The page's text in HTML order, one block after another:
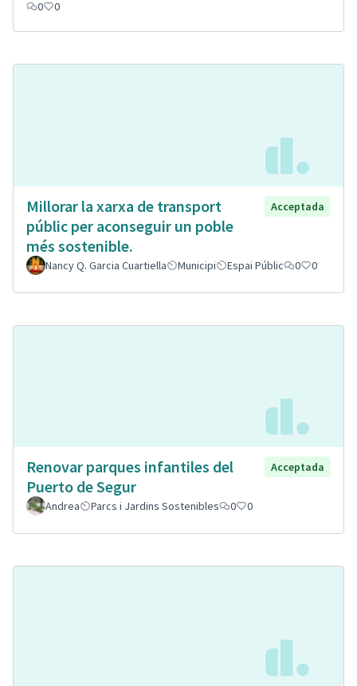
0 0
Millorar la xarxa de transport
públic per aconseguir un poble
més sostenible.
Acceptada
Nancy Q. Garcia Cuartiella Municipi Espai Públic 0 0
Renovar parques infantiles del
Puerto de Segur
Acceptada
Andrea Parcs i Jardins Sostenibles 0 0